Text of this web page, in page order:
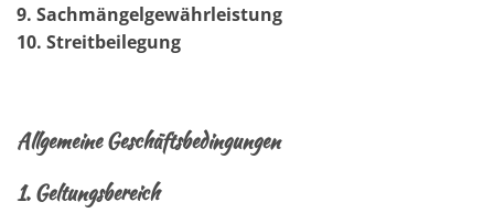
9. Sachmängelgewährleistung
10. Streitbeilegung
Allgemeine Geschäftsbedingungen
1. Geltungsbereich